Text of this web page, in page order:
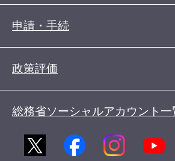
申請・手続
政策評価
総務省ソーシャルアカウント一